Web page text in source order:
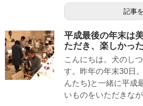
記事
平成最後の年末は
ただき、楽しかっ
こんにちは。犬のし
す。昨年の年末30日
んたち)と一緒に平成
いものをいただきな